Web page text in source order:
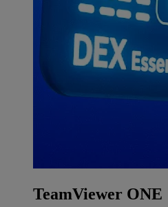
TeamViewer ONE